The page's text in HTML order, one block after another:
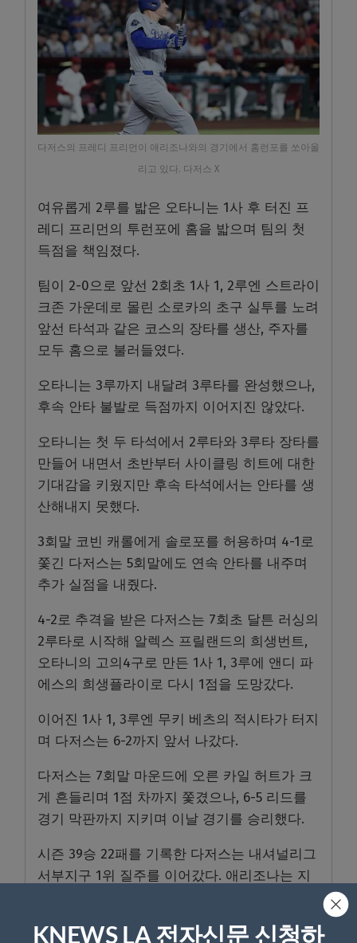
다저스의 프레디 프리먼이 애리조나와의 경기에서 홈런포를 쏘아올
리고 있다. 다저스 X
여유롭게 2루를 밟은 오타니는 1사 후 터진 프
레디 프리먼의 투런포에 홈을 밟으며 팀의 첫
득점을 책임졌다.
팀이 2-0으로 앞선 2회초 1사 1, 2루엔 스트라이
크존 가운데로 몰린 소로카의 초구 실투를 노려
앞선 타석과 같은 코스의 장타를 생산, 주자를
모두 홈으로 불러들였다.
오타니는 3루까지 내달려 3루타를 완성했으나,
후속 안타 불발로 득점까지 이어지진 않았다.
오타니는 첫 두 타석에서 2루타와 3루타 장타를
만들어 내면서 초반부터 사이클링 히트에 대한
기대감을 키웠지만 후속 타석에서는 안타를 생
산해내지 못했다.
3회말 코빈 캐롤에게 솔로포를 허용하며 4-1로
쫓긴 다저스는 5회말에도 연속 안타를 내주며
추가 실점을 내줬다.
4-2로 추격을 받은 다저스는 7회초 달튼 러싱의
2루타로 시작해 알렉스 프릴랜드의 희생번트,
오타니의 고의4구로 만든 1사 1, 3루에 앤디 파
에스의 희생플라이로 다시 1점을 도망갔다.
이어진 1사 1, 3루엔 무키 베츠의 적시타가 터지
며 다저스는 6-2까지 앞서 나갔다.
다저스는 7회말 마운드에 오른 카일 허트가 크
게 흔들리며 1점 차까지 쫓겼으나, 6-5 리드를
경기 막판까지 지키며 이날 경기를 승리했다.
시즌 39승 22패를 기록한 다저스는 내셔널리그
서부지구 1위 질주를 이어갔다. 애리조나는 지
한편 KIA 타이거즈 유니폼을 입고 한국 무대를
KNEWS LA 전자신문 신청하